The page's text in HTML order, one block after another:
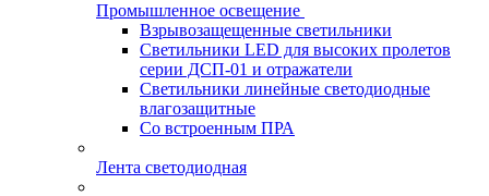
Промышленное освещение
Взрывозащещенные светильники
Светильники LED для высоких пролетов
серии ДСП-01 и отражатели
Светильники линейные светодиодные
влагозащитные
Со встроенным ПРА
Лента светодиодная